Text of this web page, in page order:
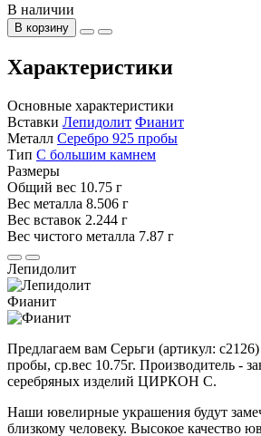
В наличии
В корзину
Характеристики
Основные характеристики
Вставки Лепидолит Фианит
Металл Серебро 925 пробы
Тип С большим камнем
Размеры
Общий вес 10.75 г
Вес металла 8.506 г
Вес вставок 2.244 г
Вес чистого металла 7.87 г
Лепидолит
Фианит
Предлагаем вам Серьги (артикул: с2126)
пробы, ср.вес 10.75г. Производитель -
серебряных изделий ЦИРКОН С.
Наши ювелирные украшения будут
близкому человеку. Высокое качество